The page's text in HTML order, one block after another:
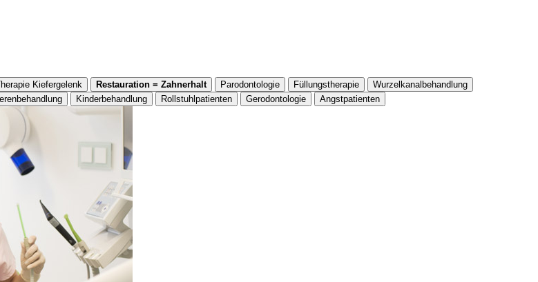
Kiefergelenk Restauration = Zahnerhalt Parodontologie Füllungstherapie
Wurzelkanalbehandlung
Kinderbehandlung Rollstuhlpatienten Gerodontologie Angstpatienten